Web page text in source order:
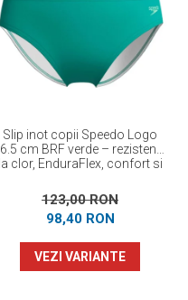
Slip inot copii Speedo Logo
6.5 cm BRF verde – rezistent
la clor, EnduraFlex, confort si
123,00 RON
98,40 RON
VEZI VARIANTE